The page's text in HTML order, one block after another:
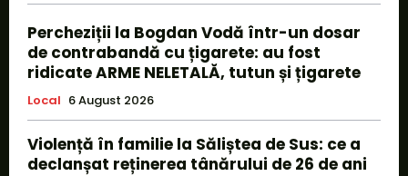
Percheziții la Bogdan Vodă într-un dosar
de contrabandă cu țigarete: au fost
ridicate ARME NELETALĂ, tutun și țigarete
Local 6 August 2026
Violență în familie la Săliștea de Sus: ce a
declanșat reținerea tânărului de 26 de ani